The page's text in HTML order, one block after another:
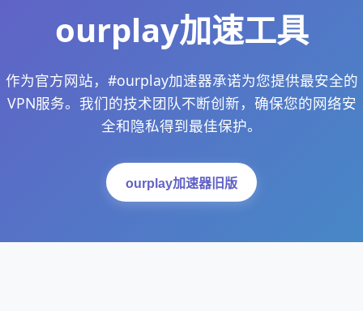
ourplay加速工具
作为官方网站，#ourplay加速器承诺为您提供最安全的
VPN服务。我们的技术团队不断创新，确保您的网络安
全和隐私得到最佳保护。
ourplay加速器旧版